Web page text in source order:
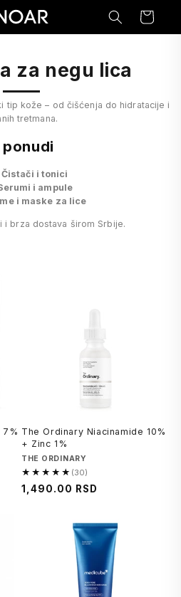
Korpa
za negu lica
tip kože – od čišćenja do hidratacije i
tretmana.
ponudi
Čistači i tonici
i ampule
i maske za lice
i brza dostava širom Srbije.
The Ordinary Niacinamide 10%
+ Zinc 1%
Brend
THE ORDINARY
★★★★★ (30)
4.9
od
Regularna
1,490.00 RSD